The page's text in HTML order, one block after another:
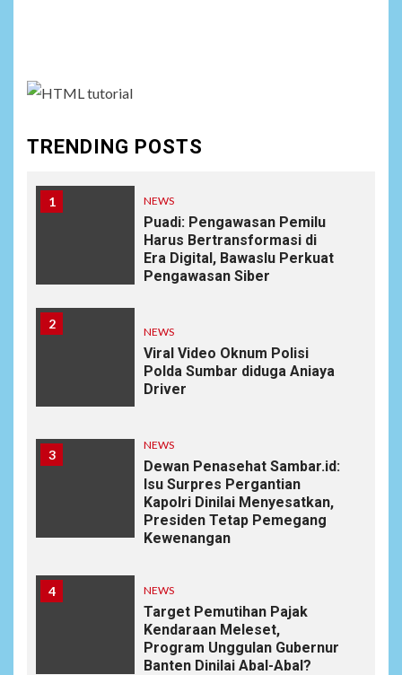
TRENDING POSTS
1 NEWS
Puadi: Pengawasan Pemilu
Harus Bertransformasi di
Era Digital, Bawaslu Perkuat
Pengawasan Siber
2
NEWS
Viral Video Oknum Polisi
Polda Sumbar diduga Aniaya
Driver
3
NEWS
Dewan Penasehat Sambar.id:
Isu Surpres Pergantian
Kapolri Dinilai Menyesatkan,
Presiden Tetap Pemegang
Kewenangan
4 NEWS
Target Pemutihan Pajak
Kendaraan Meleset,
Program Unggulan Gubernur
Banten Dinilai Abal-Abal?